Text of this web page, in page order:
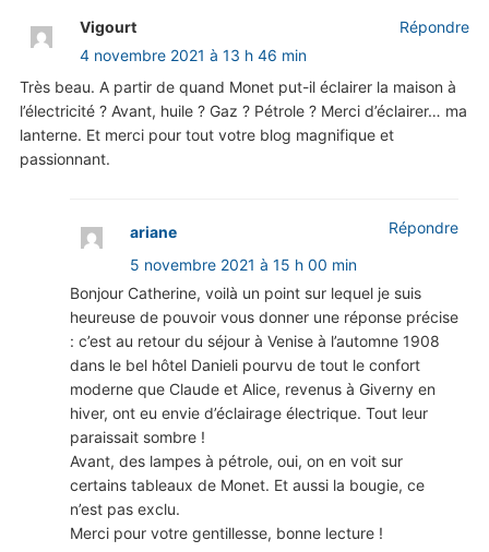
Vigourt
4 novembre 2021 à 13 h 46 min
Très beau. A partir de quand Monet put-il éclairer la maison à
l’électricité ? Avant, huile ? Gaz ? Pétrole ? Merci d’éclairer… ma
lanterne. Et merci pour tout votre blog magnifique et
passionnant.
Répondre
ariane
5 novembre 2021 à 15 h 00 min
Bonjour Catherine, voilà un point sur lequel je suis
heureuse de pouvoir vous donner une réponse précise
: c’est au retour du séjour à Venise à l’automne 1908
dans le bel hôtel Danieli pourvu de tout le confort
moderne que Claude et Alice, revenus à Giverny en
hiver, ont eu envie d’éclairage électrique. Tout leur
paraissait sombre !
Avant, des lampes à pétrole, oui, on en voit sur
certains tableaux de Monet. Et aussi la bougie, ce
n’est pas exclu.
Merci pour votre gentillesse, bonne lecture !
Répondre